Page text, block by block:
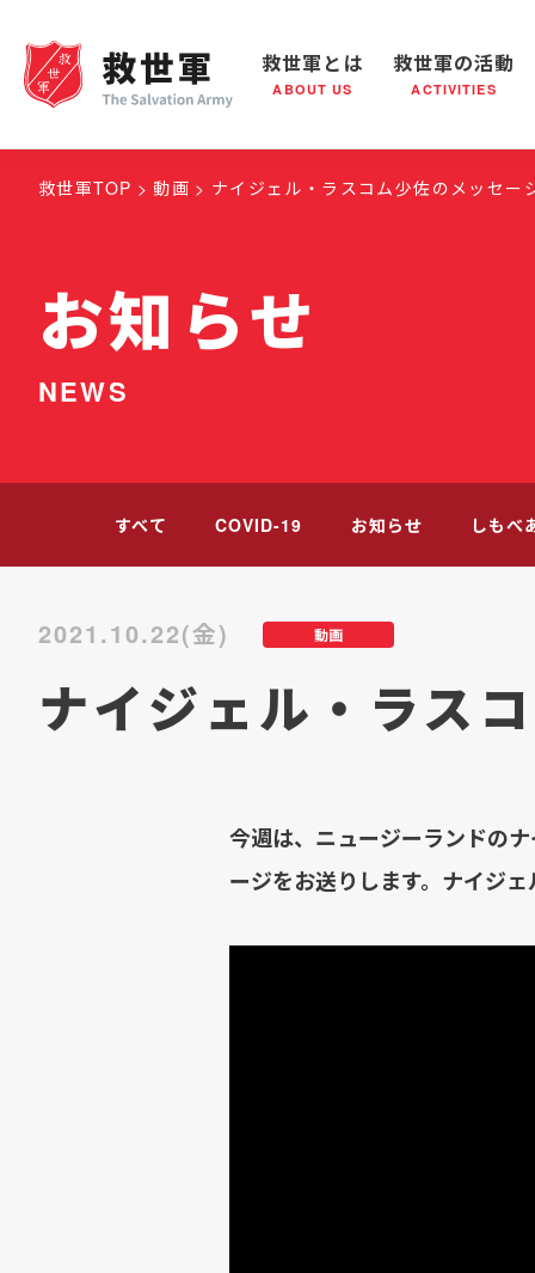
救世軍とは
ABOUT US
救世軍とは 世界が抱えている社会問題 救世
救世軍の活動
ACTIVITIES
救世軍の活動 社会鍋
組織概要
救世軍TOP 動画 ナイジェル・ラスコム少佐のメッセー
お知らせ
NEWS
すべて COVID-19 お知らせ しもべ
動画
2021.10.22(金)
ナイジェル・ラス
今週は、ニュージーランドの
ージをお送りします。ナイジ